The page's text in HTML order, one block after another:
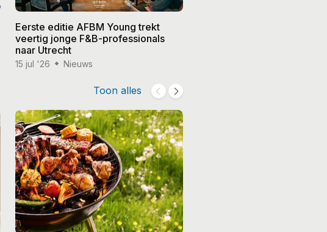
Eerste editie AFBM Young trekt
veertig jonge F&B-professionals
naar Utrecht
15 jul '26 Nieuws
Toon alles